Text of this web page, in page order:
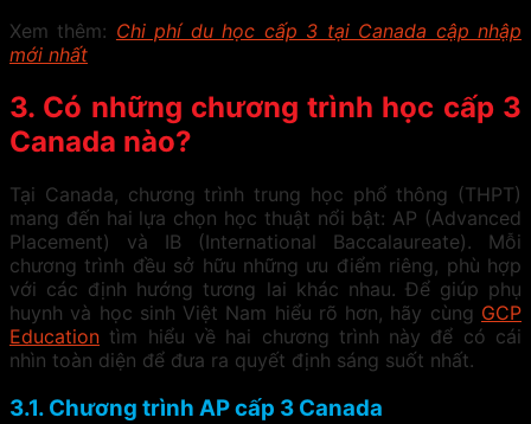
Xem thêm: Chi phí du học cấp 3 tại Canada cập nhập
mới nhất
3. Có những chương trình học cấp 3
Canada nào?
Tại Canada, chương trình trung học phổ thông (THPT)
mang đến hai lựa chọn học thuật nổi bật: AP (Advanced
Placement) và IB (International Baccalaureate). Mỗi
chương trình đều sở hữu những ưu điểm riêng, phù hợp
với các định hướng tương lai khác nhau. Để giúp phụ
huynh và học sinh Việt Nam hiểu rõ hơn, hãy cùng GCP
Education tìm hiểu về hai chương trình này để có cái
nhìn toàn diện để đưa ra quyết định sáng suốt nhất.
3.1. Chương trình AP cấp 3 Canada